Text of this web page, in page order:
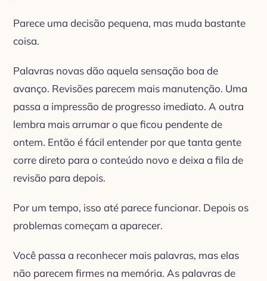
Parece uma decisão pequena, mas muda bastante
coisa.
Palavras novas dão aquela sensação boa de
avanço. Revisões parecem mais manutenção. Uma
passa a impressão de progresso imediato. A outra
lembra mais arrumar o que ficou pendente de
ontem. Então é fácil entender por que tanta gente
corre direto para o conteúdo novo e deixa a fila de
revisão para depois.
Por um tempo, isso até parece funcionar. Depois os
problemas começam a aparecer.
Você passa a reconhecer mais palavras, mas elas
não parecem firmes na memória. As palavras de